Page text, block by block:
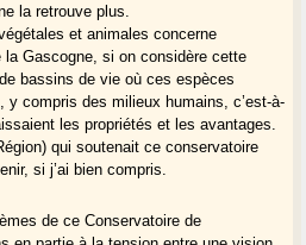
la retrouve plus.
et animales concerne
la Gascogne, si on considère cette
bassins de vie où ces espèces
y compris des milieux humains, c’est-à-
les propriétés et les avantages.
qui soutenait ce conservatoire
si j’ai bien compris.
de ce Conservatoire de